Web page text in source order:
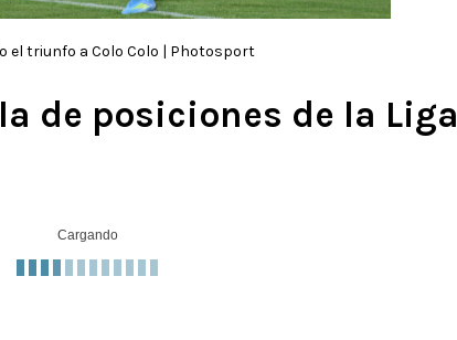
el triunfo a Colo Colo | Photosport
de posiciones de la Liga
Cargando